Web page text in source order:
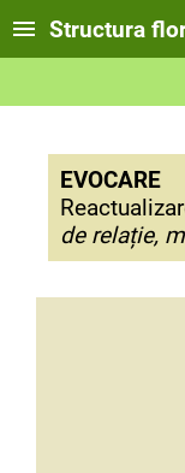
Structura
EVOCARE
de relație,